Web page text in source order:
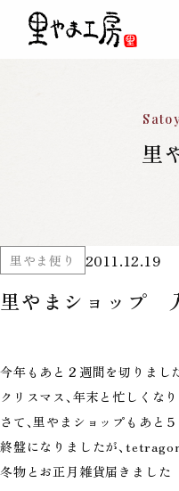
里
里やま便り 2011.12.19
里やまショップ
今年もあと２週間を切りまし
クリスマス、年末と忙しくな
さて、里やまショップもあと
終盤になりましたが、
冬物とお正月雑貨届きました